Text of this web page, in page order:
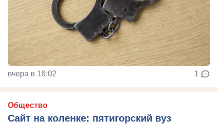
вчера в 16:02 1
Общество
Сайт на коленке: пятигорский вуз